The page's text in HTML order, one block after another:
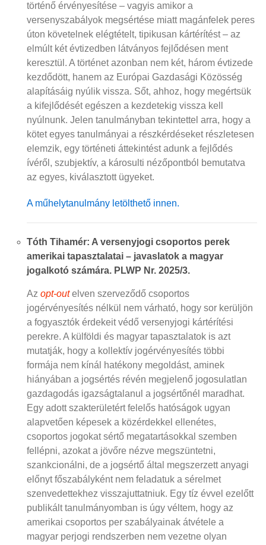
történő érvényesítése – vagyis amikor a
versenyszabályok megsértése miatt magánfelek peres
úton követelnek elégtételt, tipikusan kártérítést – az
elmúlt két évtizedben látványos fejlődésen ment
keresztül. A történet azonban nem két, három évtizede
kezdődött, hanem az Európai Gazdasági Közösség
alapításáig nyúlik vissza. Sőt, ahhoz, hogy megértsük
a kifejlődését egészen a kezdetekig vissza kell
nyúlnunk. Jelen tanulmányban tekintettel arra, hogy a
kötet egyes tanulmányai a részkérdéseket részletesen
elemzik, egy történeti áttekintést adunk a fejlődés
ívéről, szubjektív, a károsulti nézőpontból bemutatva
az egyes, kiválasztott ügyeket.
A műhelytanulmány letölthető innen.
Tóth Tihamér: A versenyjogi csoportos perek
amerikai tapasztalatai – javaslatok a magyar
jogalkotó számára. PLWP Nr. 2025/3.
Az opt-outelven szerveződő csoportos
jogérvényesítés nélkül nem várható, hogy sor kerüljön
a fogyasztók érdekeit védő versenyjogi kártérítési
perekre. A külföldi és magyar tapasztalatok is azt
mutatják, hogy a kollektív jogérvényesítés többi
formája nem kínál hatékony megoldást, aminek
hiányában a jogsértés révén megjelenő jogosulatlan
gazdagodás igazságtalanul a jogsértőnél maradhat.
Egy adott szakterületért felelős hatóságok ugyan
alapvetően képesek a közérdekkel ellenétes,
csoportos jogokat sértő megatartásokkal szemben
fellépni, azokat a jövőre nézve megszüntetni,
szankcionálni, de a jogsértő által megszerzett anyagi
előnyt főszabályként nem feladatuk a sérelmet
szenvedettekhez visszajuttatniuk. Egy tíz évvel ezelőtt
publikált tanulmányomban is úgy véltem, hogy az
amerikai csoportos per szabályainak átvétele a
magyar perjogi rendszerben nem vezetne olyan